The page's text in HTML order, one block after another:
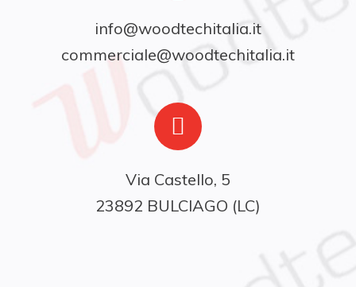
info@woodtechitalia.it
commerciale@woodtechitalia.it
Via Castello, 5
23892 BULCIAGO (LC)